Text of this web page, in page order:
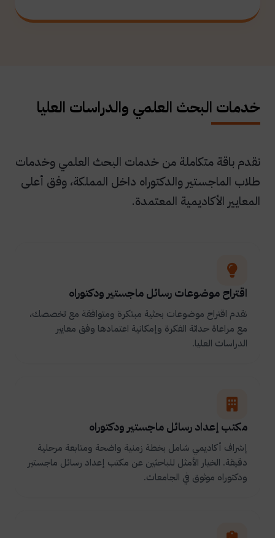
خدمات البحث العلمي والدراسات العليا
نقدم باقة متكاملة من خدمات البحث العلمي وخدمات
طلاب الماجستير والدكتوراه داخل المملكة، وفق أعلى
المعايير الأكاديمية المعتمدة.
اقتراح موضوعات رسائل ماجستير ودكتوراه
نقدم اقتراح موضوعات بحثية مبتكرة ومتوافقة مع تخصصك،
مع مراعاة حداثة الفكرة وإمكانية اعتمادها وفق معايير
الدراسات العليا.
مكتب إعداد رسائل ماجستير ودكتوراه
إشراف أكاديمي شامل بخطة زمنية واضحة ومتابعة مرحلية
دقيقة. الخيار الأمثل للباحثين عن مكتب إعداد رسائل ماجستير
ودكتوراه موثوق في الجامعات.